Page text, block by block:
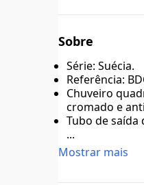
Sobre
Série: Suécia.
Referência:
Chuveiro
cromado e
Tubo de saída
...
Mostrar mais